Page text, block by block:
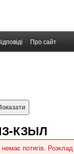
Про сайт
КЗЫЛ
потягів.